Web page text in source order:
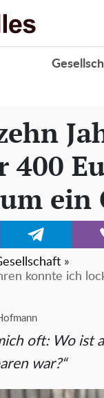
400
ein
»
konnte ich
oft: Wo ist
war?“